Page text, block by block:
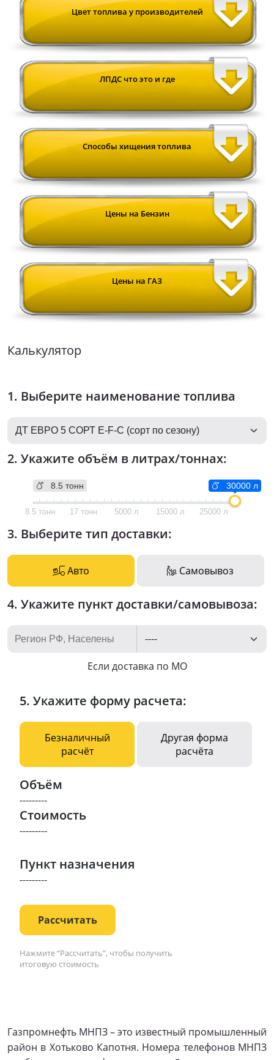
Цвет топлива у производителей
ЛПДС что это и где
Cпособы хищения топлива
Цены на Бензин
Цены на ГАЗ
Калькулятор
1. Выберите наименование топлива
2. Укажите объём в литрах/тоннах:
8.5 тонн 30000 л
8.5 тонн 17 тонн 5000 л 15000 л 25000 л
3. Выберите тип доставки:
Авто Самовывоз
4. Укажите пункт доставки/самовывоза:
Если доставка по МО
5. Укажите форму расчета:
Безналичный
расчёт
Другая форма
расчёта
Объём
---------
Стоимость
---------
Пункт назначения
---------
Рассчитать
Нажмите “Рассчитать”, чтобы получить
итоговую стоимость
Газпромнефть МНПЗ – это известный промышленный
район в Хотьково Капотня. Номера телефонов МНПЗ